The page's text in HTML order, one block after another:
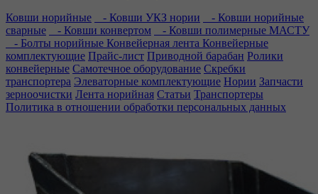
Ковши норийные
- Ковши УКЗ нории
- Ковши норийные
сварные
- Ковши конвертом
- Ковши полимерные МАСТУ
- Болты норийные Конвейерная лента Конвейерные
комплектующие Прайс-лист Приводной барабан Ролики
конвейерные Самотечное оборудование Скребки
транспортера Элеваторные комплектующие Нории Запчасти
зерноочистки Лента норийная Статьи Транспортеры
Политика в отношении обработки персональных данных